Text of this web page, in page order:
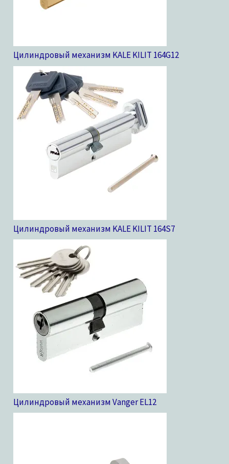
Цилиндровый механизм KALE KILIT 164G12
Цилиндровый механизм KALE KILIT 164S7
Цилиндровый механизм Vanger EL12